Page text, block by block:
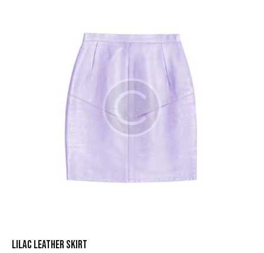
LILAC LEATHER SKIRT